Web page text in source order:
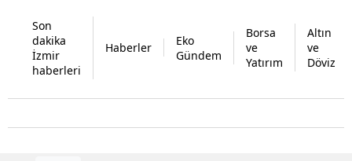
Son
dakika
İzmir
haberleri
Haberler
Eko
Gündem
Borsa
ve
Yatırım
Altın
ve
Döviz